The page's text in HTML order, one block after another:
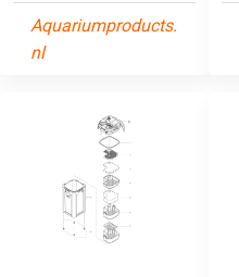
Aquariumproducts.
nl